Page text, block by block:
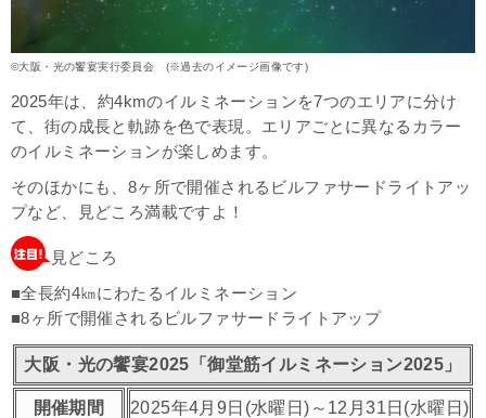
©大阪・光の饗宴実行委員会 (※過去のイメージ画像です)
2025年は、約4kmのイルミネーションを7つのエリアに分け
て、街の成長と軌跡を色で表現。エリアごとに異なるカラー
のイルミネーションが楽しめます。
そのほかにも、8ヶ所で開催されるビルファサードライトアッ
プなど、見どころ満載ですよ！
見どころ
■全長約4㎞にわたるイルミネーション
■8ヶ所で開催されるビルファサードライトアップ
大阪・光の饗宴2025「御堂筋イルミネーション2025」
開催期間 2025年4月9日(水曜日)～12月31日(水曜日)